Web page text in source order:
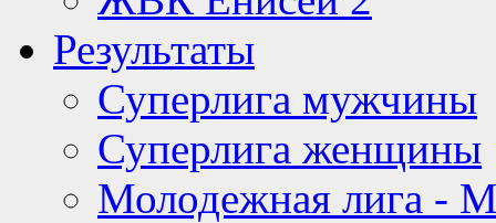
Результаты
Суперлига мужчины
Суперлига женщины
Молодежная лига -